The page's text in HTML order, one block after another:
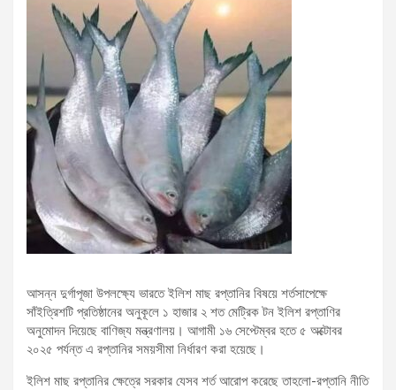
আসন্ন দুর্গাপূজা উপলক্ষ্যে ভারতে ইলিশ মাছ রপ্তানির বিষয়ে শর্তসাপেক্ষে
সাঁইত্রিশটি প্রতিষ্ঠানের অনুকূলে ১ হাজার ২ শত মেট্রিক টন ইলিশ রপ্তাণির
অনুমোদন দিয়েছে বাণিজ্য মন্ত্রণালয়। আগামী ১৬ সেপ্টেম্বর হতে ৫ অক্টোবর
২০২৫ পর্যন্ত এ রপ্তানির সময়সীমা নির্ধারণ করা হয়েছে।
ইলিশ মাছ রপ্তানির ক্ষেত্রে সরকার যেসব শর্ত আরোপ করেছে তাহলো-রপ্তানি নীতি